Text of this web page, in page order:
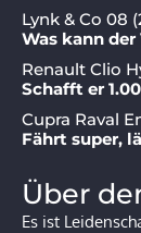
Lynk & Co 08
Was kann der
Renault Clio
Schafft er
Cupra Raval
Fährt super,
Über
Es ist